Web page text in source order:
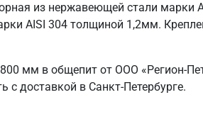
из нержавеющей стали марки
AISI 304 толщиной 1,2мм.
мм в общепит от ООО «Регион-
доставкой в Санкт‑Петербурге.